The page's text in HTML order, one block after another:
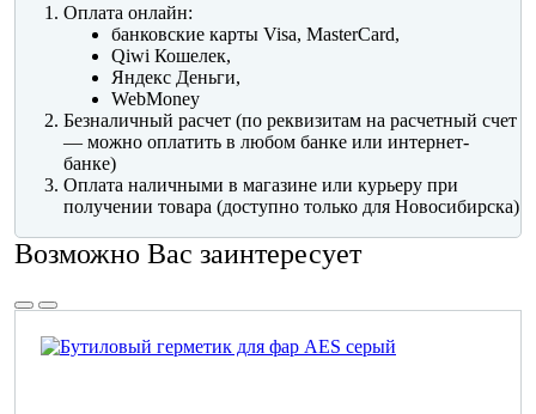
Оплата онлайн:
банковские карты Visa, MasterCard,
Qiwi Кошелек,
Яндекс Деньги,
WebMoney
Безналичный расчет (по реквизитам на расчетный счет
— можно оплатить в любом банке или интернет-
банке)
Оплата наличными в магазине или курьеру при
получении товара (доступно только для Новосибирска)
Возможно Вас заинтересует